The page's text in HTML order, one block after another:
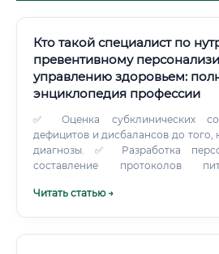
Кто такой специалист по
превентивному
управлению здоровьем:
энциклопедия профессии
✅ Оценка субклинических
дефицитов и дисбалансов до того,
диагнозы. ✅ Разработка
составление протоколов
Читать статью →